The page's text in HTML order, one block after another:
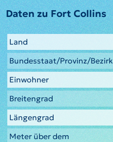
Daten zu Fort Collins
Land
Bundesstaat/Provinz/Bezirk
Einwohner
Breitengrad
Längengrad
Meter über dem